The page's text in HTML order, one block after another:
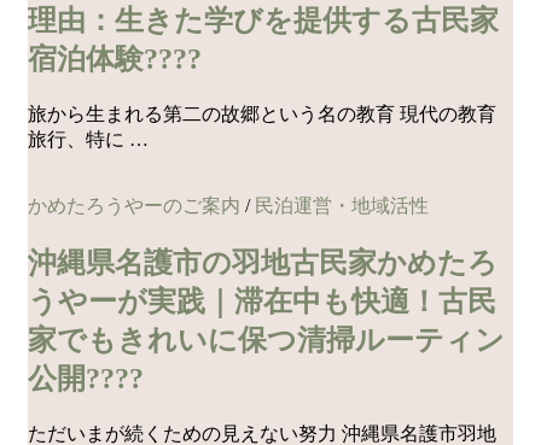
理由：生きた学びを提供する古民家
宿泊体験????
旅から生まれる第二の故郷という名の教育 現代の教育
旅行、特に …
かめたろうやーのご案内 / 民泊運営・地域活性
沖縄県名護市の羽地古民家かめたろ
うやーが実践｜滞在中も快適！古民
家でもきれいに保つ清掃ルーティン
公開????
ただいまが続くための見えない努力 沖縄県名護市羽地